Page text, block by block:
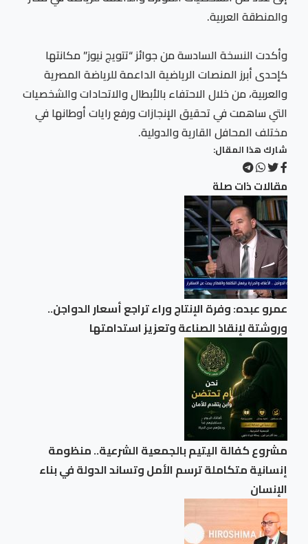
والمنطقة العربية.
وأكدت النسخة السادسة من جوائز “تتويج نيوز” مكانتها
كإحدى أبرز المنصات الرياضية الداعمة للرياضة المصرية
والعربية، من خلال الاحتفاء بالأبطال والاتحادات والشخصيات
التي ساهمت في تحقيق الإنجازات ورفع رايات أوطانها في
مختلف المحافل القارية والدولية.
شارك هذا المقال:
مقالات ذات صلة
عمرو عبده: وفرة الإنتاج وراء تراجع أسعار الدواجن..
وروشتة لإنقاذ الصناعة وتعزيز استدامتها
مشروع كفالة اليتيم بالجمعية الشرعية.. منظومة
إنسانية متكاملة ترسم الأمل وتساند الدولة في بناء
الإنسان